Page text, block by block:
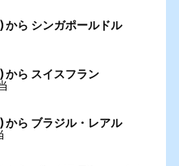
ら シンガポールドル
ら スイスフラン
ら ブラジル・レアル